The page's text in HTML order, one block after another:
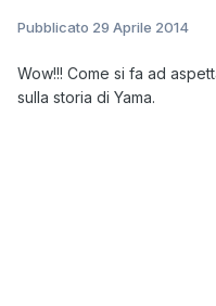
Pubblicato 29 Aprile 2014
Wow!!! Come si fa ad
sulla storia di Yama.